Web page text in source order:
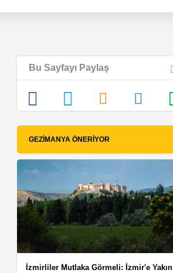
Bu Sayfayı Paylaş
GEZIMANYA ÖNERIYOR
İzmirliler Mutlaka Görmeli: İzmir'e Yakın